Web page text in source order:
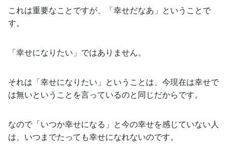
これは重要なことですが、「幸せだなあ」ということで
す。
「幸せになりたい」ではありません。
それは「幸せになりたい」ということは、今現在は幸せで
は無いということを言っているのと同じだからです。
なので「いつか幸せになる」と今の幸せを感じていない人
は、いつまでたっても幸せになれないのです。